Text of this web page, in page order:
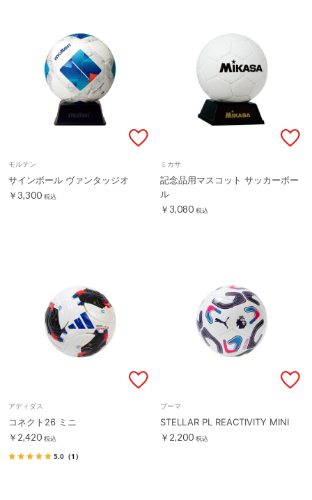
モルテン
サインボール ヴァンタッジオ
￥3,300 税込
ミカサ
記念品用マスコット サッカーボー
ル
￥3,080 税込
アディダス
コネクト26 ミニ
￥2,420 税込
5.0 （1）
プーマ
STELLAR PL REACTIVITY MINI
￥2,200 税込